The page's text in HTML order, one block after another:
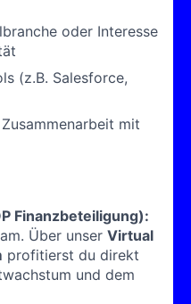
oder Interesse
(z.B. Salesforce,
mit
Finanzbeteiligung):
Über unser Virtual
profitierst du direkt
und dem